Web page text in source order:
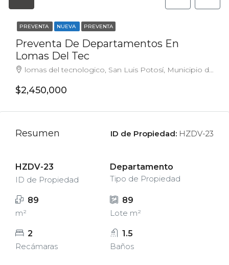
PREVENTA NUEVA PREVENTA
Preventa De Departamentos En
Lomas Del Tec
lomas del tecnologico, San Luis Potosí, Municipio de San Luis Potosí, San Luis Potosí, 78218, México
$2,450,000
Resumen ID de Propiedad: HZDV-23
HZDV-23
ID de Propiedad
Departamento
Tipo de Propiedad
89
m²
89
Lote m²
2
Recámaras
1.5
Baños